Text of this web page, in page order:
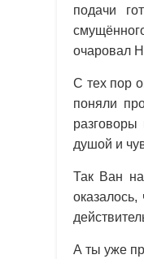
подачи
очаровал
С тех пор
поняли
душой и
Так Ван
А ты уже